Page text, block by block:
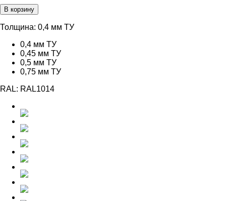
–
765,00 ₽
В корзину
Толщина: 0,4 мм ТУ
0,4 мм ТУ
0,45 мм ТУ
0,5 мм ТУ
0,75 мм ТУ
RAL: RAL1014